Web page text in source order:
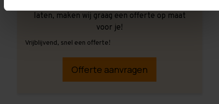
laten, maken wij graag een offerte op maat
voor je!
Vrijblijvend, snel een offerte!
Offerte aanvragen